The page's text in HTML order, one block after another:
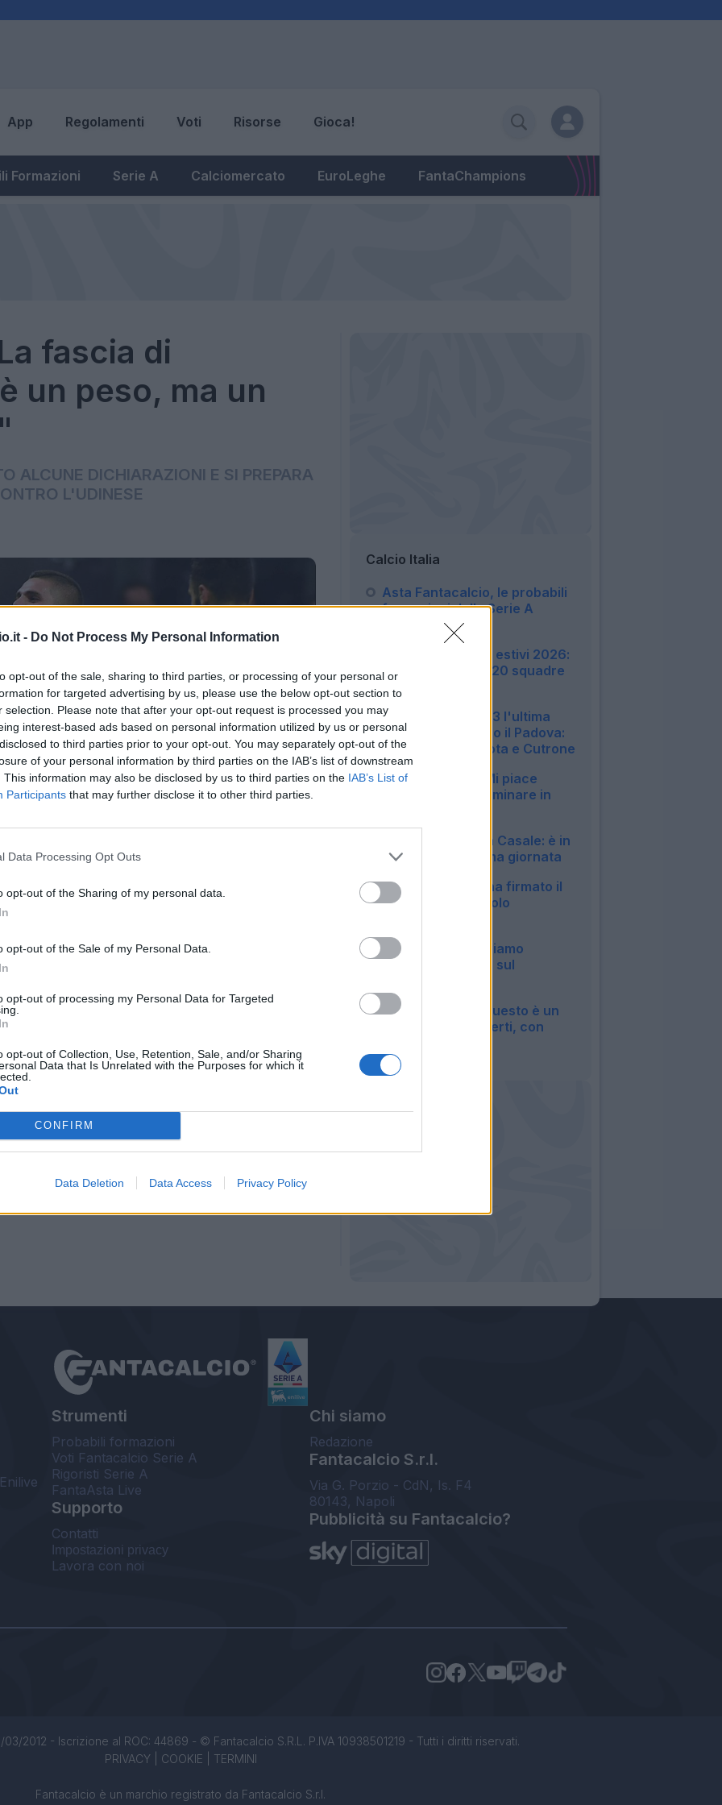
- Do Not Process My Personal Information
opt-out of the sale, sharing to third parties, or processing of your personal or
for targeted advertising by us, please use the below opt-out section to
selection. Please note that after your opt-out request is processed you may
interest-based ads based on personal information utilized by us or personal
to third parties prior to your opt-out. You may separately opt-out of the
of your personal information by third parties on the IAB’s list of downstream
This information may also be disclosed by us to third parties on the IAB’s List of
Participants that may further disclose it to other third parties.
Data Processing Opt Outs
opt-out of the Sharing of my personal data.
opt-out of the Sale of my Personal Data.
opt-out of processing my Personal Data for Targeted
opt-out of Collection, Use, Retention, Sale, and/or Sharing
Data that Is Unrelated with the Purposes for which it
CONFIRM
Data Deletion Data Access Privacy Policy
App Regolamenti Voti Risorse Gioca!
Formazioni Serie A Calciomercato EuroLeghe FantaChampions
fascia di
un peso, ma un
ALCUNE DICHIARAZIONI E SI PREPARA
L'UDINESE
Icardi (getty images)
in questo inizio di stagione. MauroIcardi
quelle dei fantallenatori -
fantamedia pari a 8,42
per Sport Mediaset, queste le sue
in una squadra piccola, però era la
tanti gol. All'inizio non volevo giocare,
in mezzo al campo
che l'ha avuta per quasi 20 anni di
ma è un grande onore, per me che sono
Calcio Italia
Asta Fantacalcio, le probabili
formazioni della Serie A
Enilive 2026/27
Amichevoli e ritiri estivi 2026:
tutte le info sulle 20 squadre
di Serie A
22:51
Monza, finisce 3-3 l'ultima
amichevole contro il Padova:
in gol Pessina, Mota e Cutrone
22:50
Milan, Jashari: "Mi piace
Amorim, vuole dominare in
20:30
Bologna, si ferma Casale: è in
dubbio per la prima giornata
Roma, Pellegrini ha firmato il
rinnovo: manca solo
Inter, Chivu: "Abbiamo
bisogno di minuti, sul
12:04
Roma, Castro: "Questo è un
sogno a occhi aperti, con
09:07
Strumenti
Probabili formazioni
Voti Fantacalcio Serie A
Rigoristi Serie A
FantaAsta Live
Supporto
Contatti
Impostazioni privacy
Lavora con noi
Chi siamo
Redazione
Fantacalcio S.r.l.
Via G. Porzio - CdN, Is. F4
80143, Napoli
Pubblicità su Fantacalcio?
2012 - Iscrizione al ROC: 44869 - © Fantacalcio S.R.L. P.IVA 10938501219 - Tutti i diritti riservati.
PRIVACY| COOKIE TERMINI
Fantacalcio è un marchio registrato da Fantacalcio S.r.l.